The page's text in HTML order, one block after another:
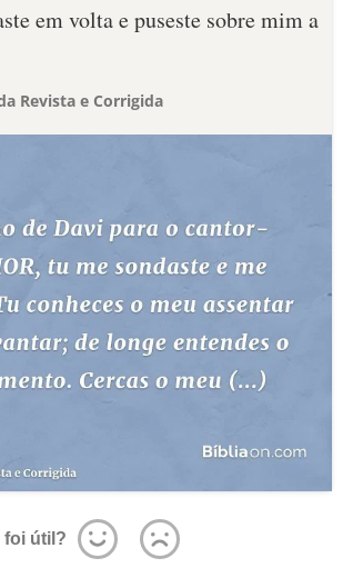
em volta e puseste sobre mim a
Revista e Corrigida
foi útil?